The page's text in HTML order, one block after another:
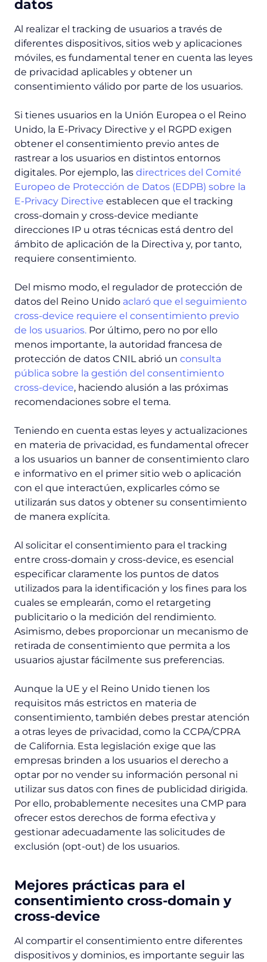
datos
Al realizar el tracking de usuarios a través de
diferentes dispositivos, sitios web y aplicaciones
móviles, es fundamental tener en cuenta las leyes
de privacidad aplicables y obtener un
consentimiento válido por parte de los usuarios.
Si tienes usuarios en la Unión Europea o el Reino
Unido, la E-Privacy Directive y el RGPD exigen
obtener el consentimiento previo antes de
rastrear a los usuarios en distintos entornos
digitales. Por ejemplo, las directrices del Comité
Europeo de Protección de Datos (EDPB) sobre la
E-Privacy Directive establecen que el tracking
cross-domain y cross-device mediante
direcciones IP u otras técnicas está dentro del
ámbito de aplicación de la Directiva y, por tanto,
requiere consentimiento.
Del mismo modo, el regulador de protección de
datos del Reino Unido aclaró que el seguimiento
cross-device requiere el consentimiento previo
de los usuarios. Por último, pero no por ello
menos importante, la autoridad francesa de
protección de datos CNIL abrió un consulta
pública sobre la gestión del consentimiento
cross-device, haciendo alusión a las próximas
recomendaciones sobre el tema.
Teniendo en cuenta estas leyes y actualizaciones
en materia de privacidad, es fundamental ofrecer
a los usuarios un banner de consentimiento claro
e informativo en el primer sitio web o aplicación
con el que interactúen, explicarles cómo se
utilizarán sus datos y obtener su consentimiento
de manera explícita.
Al solicitar el consentimiento para el tracking
entre cross-domain y cross-device, es esencial
especificar claramente los puntos de datos
utilizados para la identificación y los fines para los
cuales se emplearán, como el retargeting
publicitario o la medición del rendimiento.
Asimismo, debes proporcionar un mecanismo de
retirada de consentimiento que permita a los
usuarios ajustar fácilmente sus preferencias.
Aunque la UE y el Reino Unido tienen los
requisitos más estrictos en materia de
consentimiento, también debes prestar atención
a otras leyes de privacidad, como la CCPA/CPRA
de California. Esta legislación exige que las
empresas brinden a los usuarios el derecho a
optar por no vender su información personal ni
utilizar sus datos con fines de publicidad dirigida.
Por ello, probablemente necesites una CMP para
ofrecer estos derechos de forma efectiva y
gestionar adecuadamente las solicitudes de
exclusión (opt-out) de los usuarios.
Mejores prácticas para el
consentimiento cross-domain y
cross-device
Al compartir el consentimiento entre diferentes
dispositivos y dominios, es importante seguir las